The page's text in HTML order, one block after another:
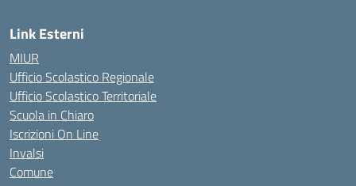
Link Esterni
MIUR
Ufficio Scolastico Regionale
Ufficio Scolastico Territoriale
Scuola in Chiaro
Iscrizioni On Line
Invalsi
Comune